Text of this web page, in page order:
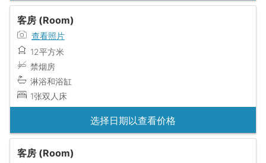
客房 (Room)
查看照片
12平方米
禁烟房
淋浴和浴缸
1张双人床
选择日期以查看价格
客房 (Room)